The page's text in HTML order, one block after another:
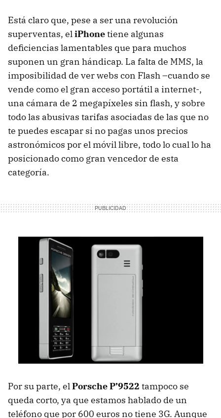
Está claro que, pese a ser una revolución
superventas, eliPhonetiene algunas
deficiencias lamentables que para muchos
suponen un gran hándicap. La falta de MMS, la
imposibilidad de ver webs con Flash –cuando se
vende como el gran acceso portátil a internet-,
una cámara de 2 megapíxeles sin flash, y sobre
todo las abusivas tarifas asociadas de las que no
te puedes escapar si no pagas unos precios
astronómicos por el móvil libre, todo lo cual lo ha
posicionado como gran vencedor de esta
categoría.
Por su parte, elPorsche P’9522 tampoco se
queda corto, ya que estamos hablado de un
teléfono que por 600 euros no tiene 3G. Aunque